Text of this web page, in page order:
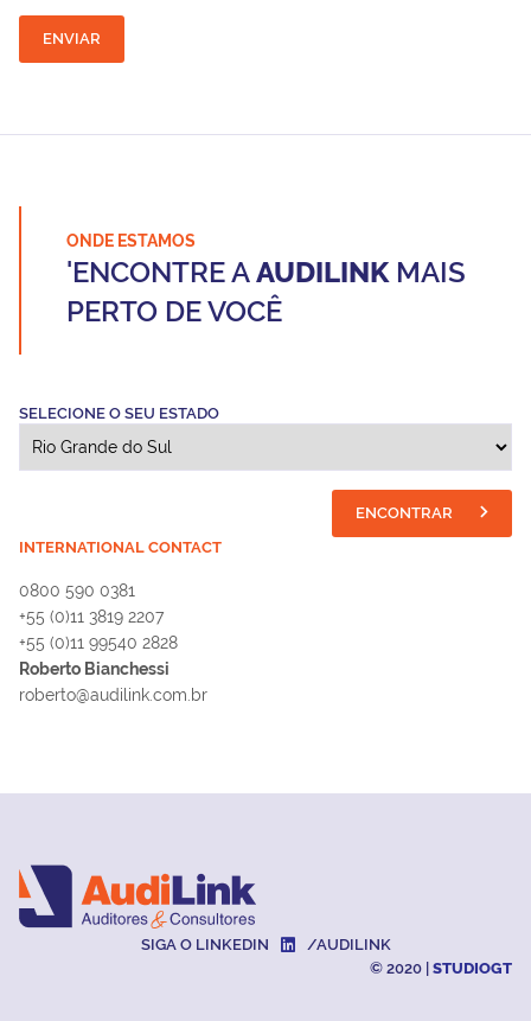
ENVIAR
ONDE ESTAMOS
'ENCONTRE AAUDILINKMAIS
PERTO DE VOCÊ
SELECIONE O SEU ESTADO
ENCONTRAR
INTERNATIONAL CONTACT
0800 590 0381
+55 (0)11 3819 2207
+55 (0)11 99540 2828
Roberto Bianchessi
roberto@audilink.com.br
SIGA O LINKEDIN
/AUDILINK
© 2020 | STUDIOGT